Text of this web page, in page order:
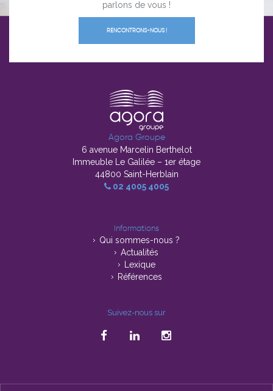
parlons de vous !
RENCONTRONS-NOUS !
Agora Groupe
6 avenue Marcelin Berthelot
Immeuble Le Galilée – 1er étage
44800 Saint-Herblain
02 4005 4005
Informations
Qui sommes-nous ?
Actualités
Lexique
Références
Suivez-nous sur